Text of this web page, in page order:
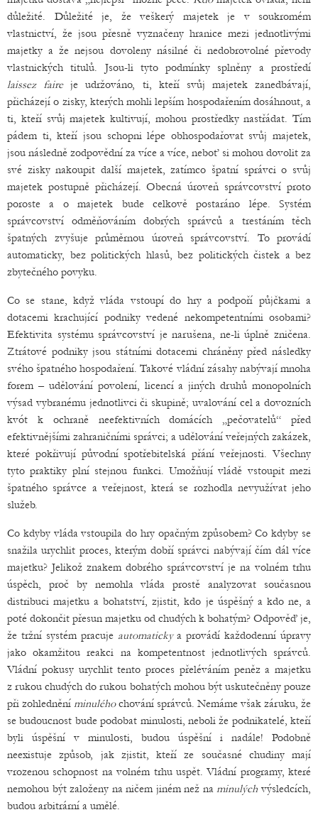
důležité. Důležité je, že veškerý majetek je v soukromém
vlastnictví, že jsou přesně vyznačeny hranice mezi jednotlivými
majetky a že nejsou dovoleny násilné či nedobrovolné převody
vlastnických titulů. Jsou-li tyto podmínky splněny a prostředí
laissez faireje udržováno, ti, kteří svůj majetek zanedbávají,
přicházejí o zisky, kterých mohli lepším hospodařením dosáhnout, a
ti, kteří svůj majetek kultivují, mohou prostředky nastřádat. Tím
pádem ti, kteří jsou schopni lépe obhospodařovat svůj majetek,
jsou následně zodpovědní za více a více, neboť si mohou dovolit za
své zisky nakoupit další majetek, zatímco špatní správci o svůj
majetek postupně přicházejí. Obecná úroveň správcovství proto
poroste a o majetek bude celkově postaráno lépe. Systém
správcovství odměňováním dobrých správců a trestáním těch
špatných zvyšuje průměrnou úroveň správcovství. To provádí
automaticky, bez politických hlasů, bez politických čistek a bez
zbytečného povyku.
Co se stane, když vláda vstoupí do hry a podpoří půjčkami a
dotacemi krachující podniky vedené nekompetentními osobami?
Efektivita systému správcovství je narušena, ne-li úplně zničena.
Ztrátové podniky jsou státními dotacemi chráněny před následky
svého špatného hospodaření. Takové vládní zásahy nabývají mnoha
forem – udělování povolení, licencí a jiných druhů monopolních
výsad vybranému jednotlivci či skupině; uvalování cel a dovozních
kvót k ochraně neefektivních domácích „pečovatelů“ před
efektivnějšími zahraničními správci; a udělování veřejných zakázek,
které pokřivují původní spotřebitelská přání veřejnosti. Všechny
tyto praktiky plní stejnou funkci. Umožňují vládě vstoupit mezi
špatného správce a veřejnost, která se rozhodla nevyužívat jeho
služeb.
Co kdyby vláda vstoupila do hry opačným způsobem? Co kdyby se
snažila urychlit proces, kterým dobří správci nabývají čím dál více
majetku? Jelikož znakem dobrého správcovství je na volném trhu
úspěch, proč by nemohla vláda prostě analyzovat současnou
distribuci majetku a bohatství, zjistit, kdo je úspěšný a kdo ne, a
poté dokončit přesun majetku od chudých k bohatým? Odpověď je,
že tržní systém pracuje automatickya provádí každodenní úpravy
jako okamžitou reakci na kompetentnost jednotlivých správců.
Vládní pokusy urychlit tento proces přeléváním peněz a majetku
z rukou chudých do rukou bohatých mohou být uskutečněny pouze
při zohlednění minuléhochování správců. Nemáme však záruku, že
se budoucnost bude podobat minulosti, neboli že podnikatelé, kteří
byli úspěšní v minulosti, budou úspěšní i nadále! Podobně
neexistuje způsob, jak zjistit, kteří ze současné chudiny mají
vrozenou schopnost na volném trhu uspět. Vládní programy, které
nemohou být založeny na ničem jiném než naminulýchvýsledcích,
budou arbitrární a umělé.